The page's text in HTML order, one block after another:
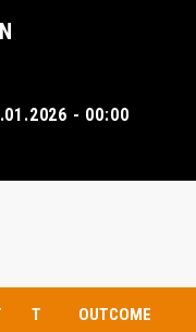
- 00:00
T OUTCOME